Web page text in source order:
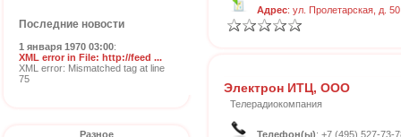
Последние новости
1 января 1970 03:00:
XML error in File: http://feed ...
XML error: Mismatched tag at line
75
Разное
Адрес: ул. Пролетарская, д. 50
Электрон ИТЦ, ООО
Телерадиокомпания
Телефон(ы): +7 (495) 527-73-